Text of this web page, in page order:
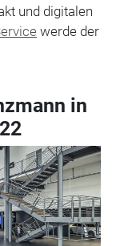
und digitalen
werde der
in